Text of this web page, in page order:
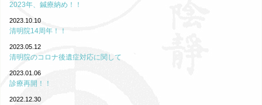
2023年、鍼療納め！！
2023.10.10
清明院14周年！！
2023.05.12
清明院のコロナ後遺症対応に関して
2023.01.06
診療再開！！
2022.12.30